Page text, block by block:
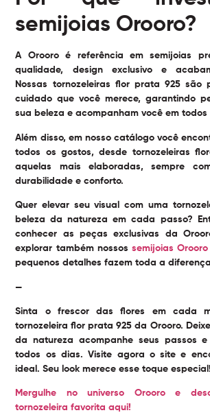
semijoias Orooro?
A Orooro é referência em semijoias
qualidade, design exclusivo e
Nossas tornozeleiras flor prata 925 são
cuidado que você merece, garantindo
sua beleza e acompanham você em todos
Além disso, em nosso catálogo você
todos os gostos, desde tornozeleiras
aquelas mais elaboradas, sempre
durabilidade e conforto.
Quer elevar seu visual com uma
beleza da natureza em cada passo?
conhecer as peças exclusivas da
explorar também nossos semijoias Orooro
pequenos detalhes fazem toda a
—
Sinta o frescor das flores em cada
tornozeleira flor prata 925 da Orooro.
da natureza acompanhe seus passos
todos os dias. Visite agora o site e
ideal. Seu look merece esse toque especial!
Mergulhe no universo Orooro e
tornozeleira favorita aqui!